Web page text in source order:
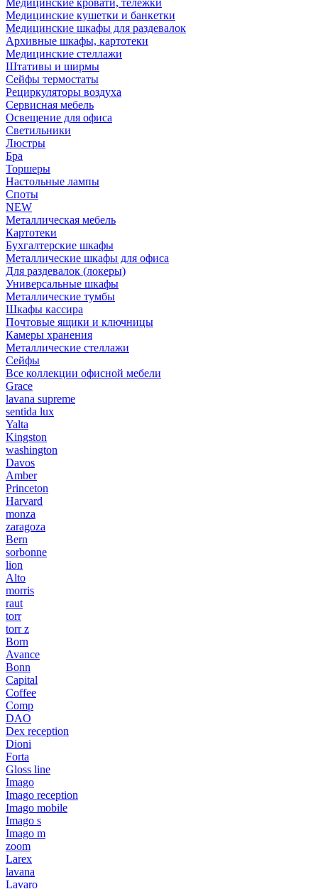
Медицинские кровати, тележки
Медицинские кушетки и банкетки
Медицинские шкафы для раздевалок
Архивные шкафы, картотеки
Медицинские стеллажи
Штативы и ширмы
Сейфы термостаты
Рециркуляторы воздуха
Сервисная мебель
Освещение для офиса
Светильники
Люстры
Бра
Торшеры
Настольные лампы
Споты
NEW
Металлическая мебель
Картотеки
Бухгалтерские шкафы
Металлические шкафы для офиса
Для раздевалок (локеры)
Универсальные шкафы
Металлические тумбы
Шкафы кассира
Почтовые ящики и ключницы
Камеры хранения
Металлические стеллажи
Сейфы
Все коллекции офисной мебели
Grace
lavana supreme
sentida lux
Yalta
Kingston
washington
Davos
Amber
Princeton
Harvard
monza
zaragoza
Bern
sorbonne
lion
Alto
morris
raut
torr
torr z
Born
Avance
Bonn
Capital
Coffee
Comp
DAO
Dex reception
Dioni
Forta
Gloss line
Imago
Imago reception
Imago mobile
Imago s
Imago m
zoom
Larex
lavana
Lavaro